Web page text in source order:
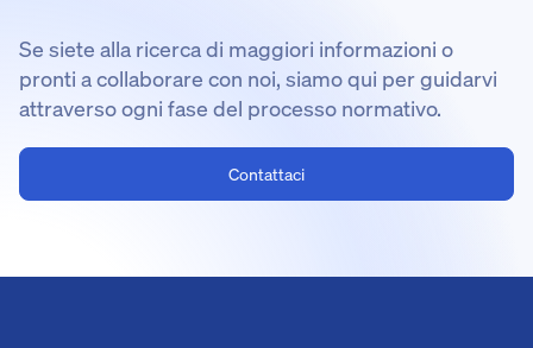
Se siete alla ricerca di maggiori informazioni o
pronti a collaborare con noi, siamo qui per guidarvi
attraverso ogni fase del processo normativo.
Contattaci